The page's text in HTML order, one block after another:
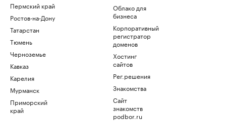
Пермский край
Ростов-на-Дону
Татарстан
Тюмень
Черноземье
Кавказ
Карелия
Мурманск
Приморский
край
Облако для
бизнеса
Корпоративный
регистратор
доменов
Хостинг
сайтов
Рег.решения
Знакомства
Сайт
знакомств
podbor.ru